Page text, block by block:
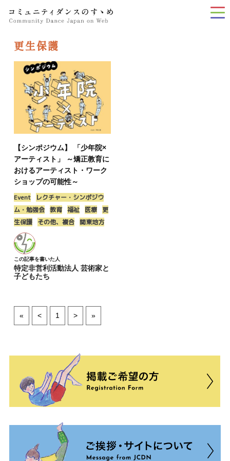
更生保護
【シンポジウム】 「少年院×
アーティスト」 ～矯正教育に
おけるアーティスト・ワーク
ショップの可能性～
Event
レクチャー・シンポジウ
ム・勉強会 教育 福祉 医療
更
生保護
その他、複合 関東地方
この記事を書いた人
特定非営利活動法人 芸術家と
子どもたち
« < 1 > »